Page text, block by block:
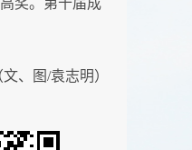
文、图/袁志明）